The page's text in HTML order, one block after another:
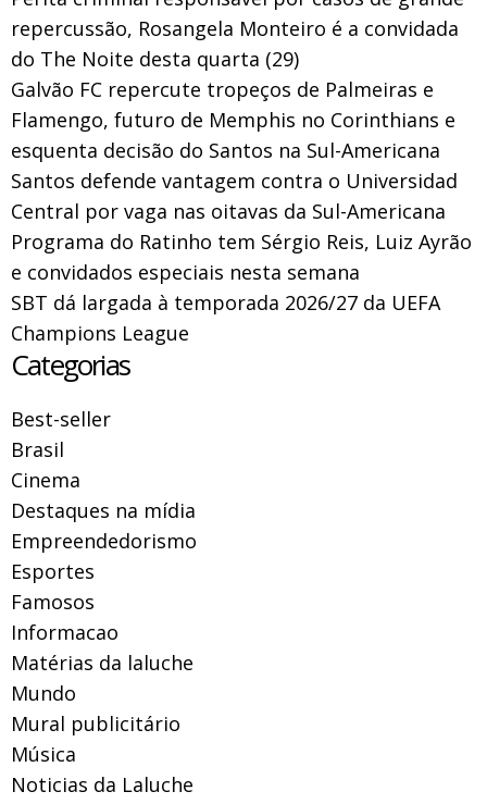
repercussão, Rosangela Monteiro é a convidada
do The Noite desta quarta (29)
Galvão FC repercute tropeços de Palmeiras e
Flamengo, futuro de Memphis no Corinthians e
esquenta decisão do Santos na Sul-Americana
Santos defende vantagem contra o Universidad
Central por vaga nas oitavas da Sul-Americana
Programa do Ratinho tem Sérgio Reis, Luiz Ayrão
e convidados especiais nesta semana
SBT dá largada à temporada 2026/27 da UEFA
Champions League
Categorias
Best-seller
Brasil
Cinema
Destaques na mídia
Empreendedorismo
Esportes
Famosos
Informacao
Matérias da laluche
Mundo
Mural publicitário
Música
Noticias da Laluche